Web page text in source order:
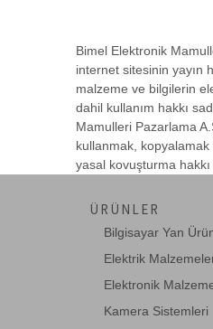
Bimel Elektronik
internet sitesinin yayın
malzeme ve bilgilerin
dahil kullanım hakkı
Mamulleri Pazarlama
kullanmak, kopyalamak
yasal kovuşturma hakkı
ÜRÜNLER
Bilgisayar Yan
Elektrik
Elektronik
Kamera Sistemleri